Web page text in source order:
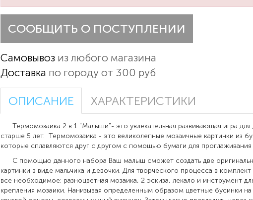
СООБЩИТЬ О ПОСТУПЛЕНИИ
Самовывоз из любого магазина
Доставка по городу от 300 руб
ОПИСАНИЕ ХАРАКТЕРИСТИКИ
Термомозаика 2 в 1 "Малыши"- это увлекательная развивающая игра для
старше 5 лет. Термомозаика - это великолепные мозаичные картинки из
которые сплавляются друг с другом с помощью бумаги для проглаживания
С помощью данного набора Ваш малыш сможет создать две
картинки в виде мальчика и девочки. Для творческого процесса в комплект
все необходимое: разноцветная мозаика, 2 эскиза, лекало и инструмент
крепления мозаики. Нанизывая определенным образом цветные бусинки